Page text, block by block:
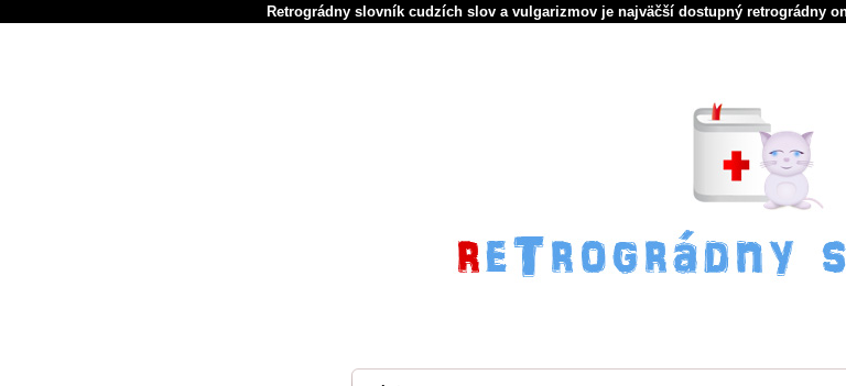
Retrográdny slovník cudzích slov a vulgarizmov je najväčší dostupný retrográdny